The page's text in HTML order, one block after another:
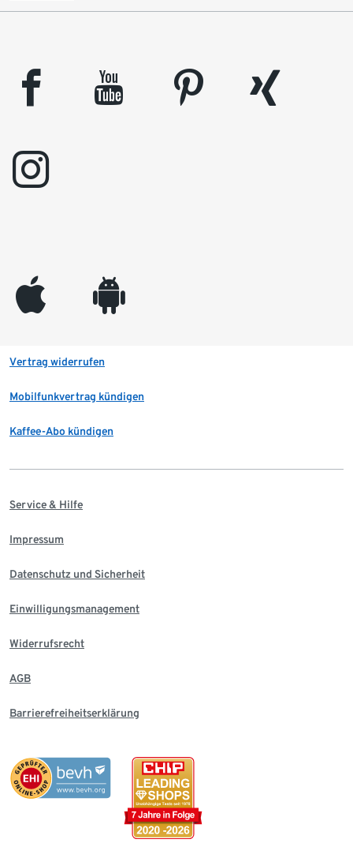
facebook youtube pinterest
xing
instagram
appleinc android
Vertrag widerrufen
Mobilfunkvertrag kündigen
Kaffee-Abo kündigen
Service & Hilfe
Impressum
Datenschutz und Sicherheit
Einwilligungsmanagement
Widerrufsrecht
AGB
Barrierefreiheitserklärung